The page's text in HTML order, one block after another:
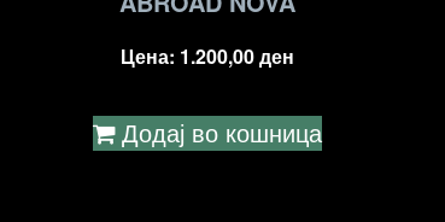
Цена: 1.200,00ден
Додај во кошница